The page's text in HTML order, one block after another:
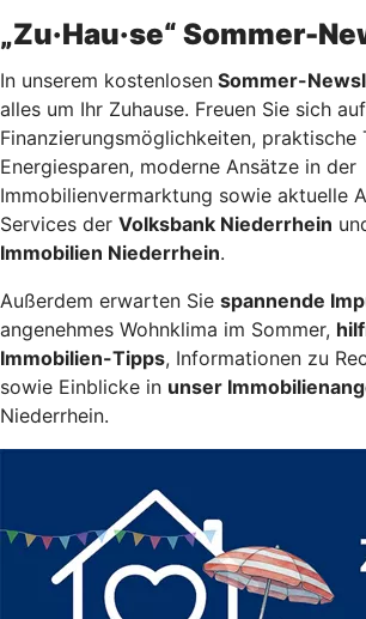
„Zu·Hau·se“ Sommer-
In unserem kostenlosen Sommer-
alles um Ihr Zuhause. Freuen Sie sich
Finanzierungsmöglichkeiten, praktische
Energiesparen, moderne Ansätze in der
Immobilienvermarktung sowie aktuelle
Services der Volksbank Niederrhein
Immobilien Niederrhein.
Außerdem erwarten Sie spannende
angenehmes Wohnklima im Sommer,
Immobilien-Tipps, Informationen zu
sowie Einblicke in unser
Niederrhein.